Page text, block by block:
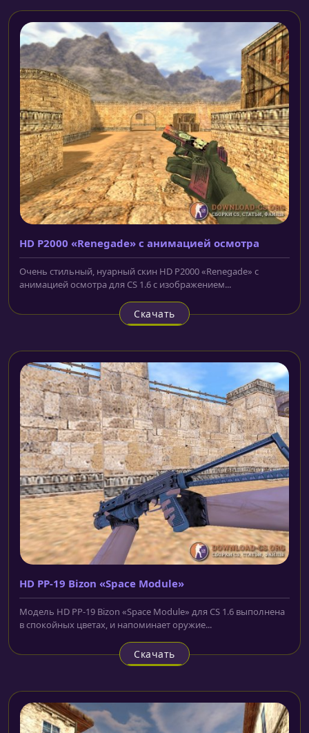
HD P2000 «Renegade» с анимацией осмотра
Очень стильный, нуарный скин HD P2000 «Renegade» с
анимацией осмотра для CS 1.6 с изображением...
Скачать
HD PP-19 Bizon «Space Module»
Модель HD PP-19 Bizon «Space Module» для CS 1.6 выполнена
в спокойных цветах, и напоминает оружие...
Скачать